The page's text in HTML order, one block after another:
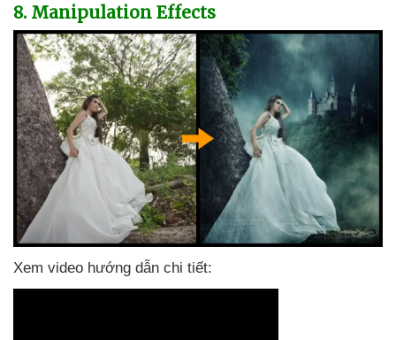
8. Manipulation Effects
Xem video hướng dẫn chi tiết: